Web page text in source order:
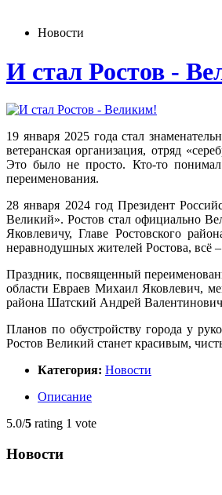
Новости
И стал Ростов -
19 января 2025 года стал
ветеранская организация, отряд
Это было не просто. Кто-топонимал
переименования.
28 января 2024 год Президент
Великий». Ростов стал официально
Яковлевичу, Главе Ростовского
неравнодушных жителей Ростова, всё
Праздник, посвященный
области Евраев Михаил Яковлевич,
района Шатский Андрей
Планов по обустройству города у
Ростов Великий станет красивым,
Категория: Новости
Описание
5.0/5 rating 1 vote
Новости